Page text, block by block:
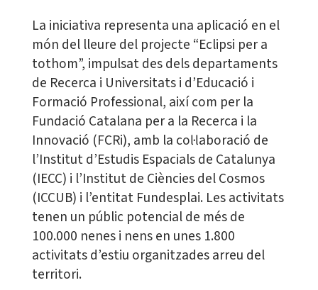
La iniciativa representa una aplicació en el
món del lleure del projecte “Eclipsi per a
tothom”, impulsat des dels departaments
de Recerca i Universitats i d’Educació i
Formació Professional, així com per la
Fundació Catalana per a la Recerca i la
Innovació (FCRi), amb la col·laboració de
l’Institut d’Estudis Espacials de Catalunya
(IECC) i l’Institut de Ciències del Cosmos
(ICCUB) i l’entitat Fundesplai. Les activitats
tenen un públic potencial de més de
100.000 nenes i nens en unes 1.800
activitats d’estiu organitzades arreu del
territori.